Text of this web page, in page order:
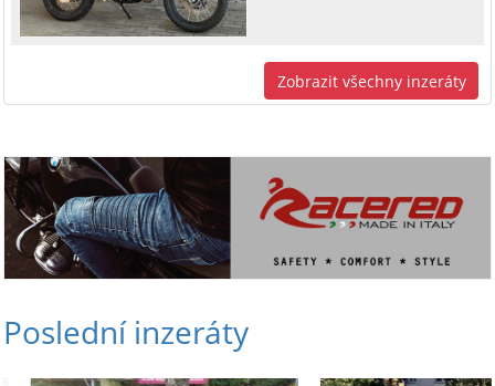
Zobrazit všechny inzeráty
Poslední inzeráty